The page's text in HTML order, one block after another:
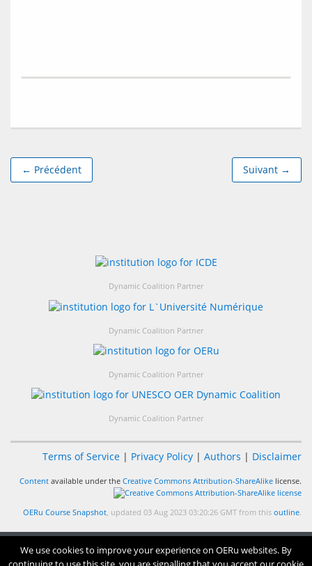
← Précédent Suivant →
Dynamic Coalition Partner
Dynamic Coalition Partner
Dynamic Coalition Partner
Dynamic Coalition Partner
Terms of Service | Privacy Policy | Authors | Disclaimer
Content available under the Creative Commons Attribution-ShareAlike license.
OERu Course Snapshot , updated 03 Aug 2023 03:20:26 GMT from this outline.
We use cookies to improve your experience on OERu websites. By